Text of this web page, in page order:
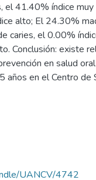
el 41.40% índice
alto; El 24.30%
caries, el 0.00%
Conclusión: existe
en salud
años en el Centro de
UANCV/4742